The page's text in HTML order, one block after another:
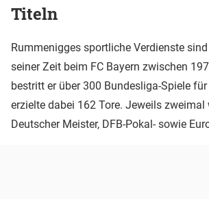
Titeln
Rummenigges sportliche Verdienste
seiner Zeit beim FC Bayern zwischen
bestritt er über 300 Bundesliga-Spiele
erzielte dabei 162 Tore. Jeweils zweimal
Deutscher Meister, DFB-Pokal- sowie